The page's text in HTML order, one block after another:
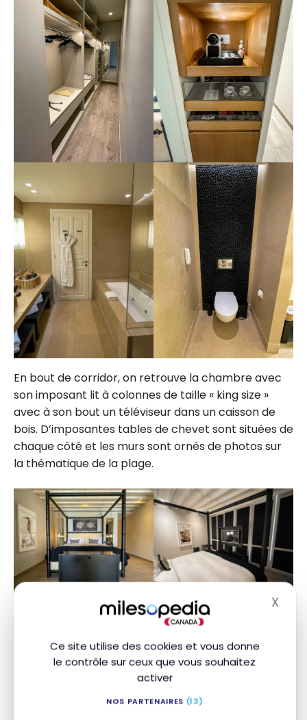
Ce site utilise des cookies et vous donne
le contrôle sur ceux que vous souhaitez
activer
NOS PARTENAIRES (13)
X
En bout de corridor, on retrouve la chambre avec
son imposant lit à colonnes de taille « king size »
avec à son bout un téléviseur dans un caisson de
bois. D’imposantes tables de chevet sont situées de
chaque côté et les murs sont ornés de photos sur
la thématique de la plage.